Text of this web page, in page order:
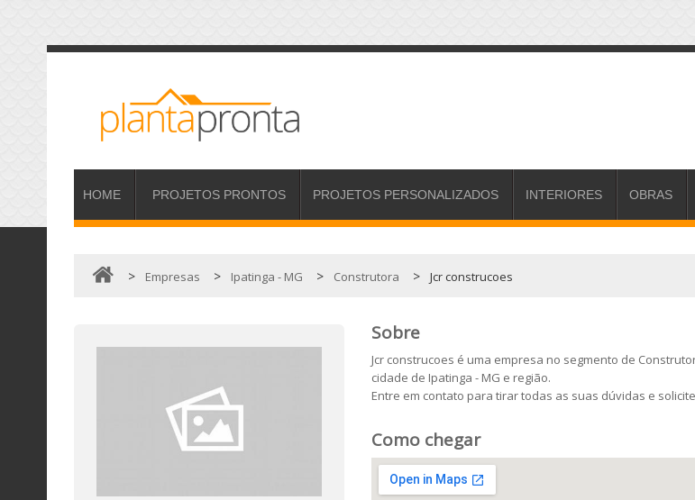
HOME PROJETOS PRONTOS PROJETOS PERSONALIZADOS INTERIORES OBRAS
> Empresas > Ipatinga - MG > Construtora > Jcr construcoes
Sobre
Jcr construcoes é uma empresa no segmento de
cidade de Ipatinga - MG e região.
Entre em contato para tirar todas as suas dúvidas e
Como chegar